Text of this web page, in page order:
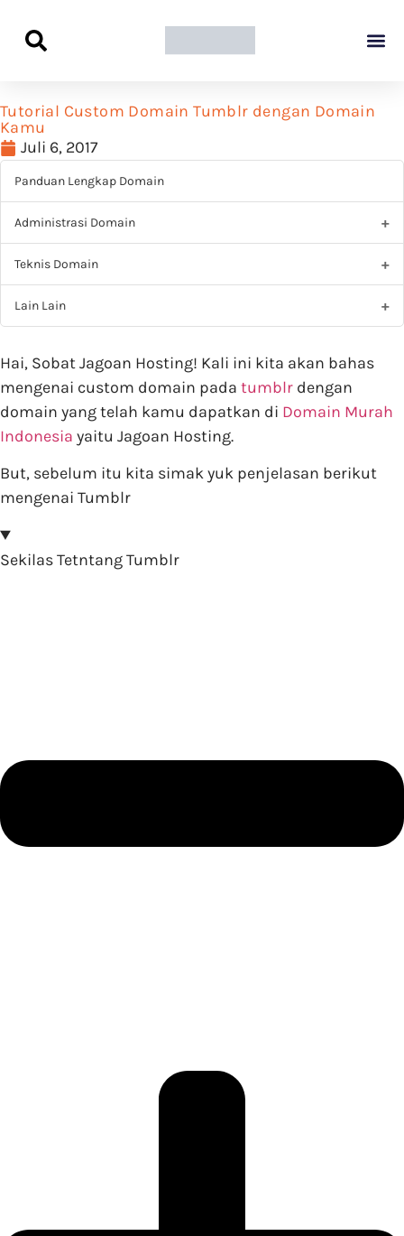
Tutorial Custom Domain Tumblr dengan Domain
Kamu
Juli 6, 2017
Panduan Lengkap Domain
Administrasi Domain
Teknis Domain
Lain Lain
Hai, Sobat Jagoan Hosting! Kali ini kita akan bahas
mengenai custom domain pada tumblr dengan
domain yang telah kamu dapatkan di Domain Murah
Indonesia yaitu Jagoan Hosting.
But, sebelum itu kita simak yuk penjelasan berikut
mengenai Tumblr
Sekilas Tetntang Tumblr